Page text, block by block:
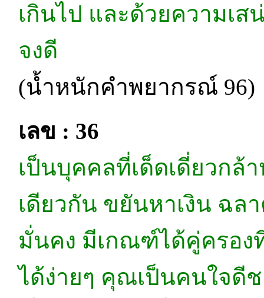
เกินไป และด้วยความเ
จงดี
(น้ำหนักคำพยากรณ์ 96)
เลข : 36
เป็นบุคคลที่เด็ดเดี่ยวก
เดียวกัน ขยันหาเงิน ฉล
มั่นคง มีเกณฑ์ได้คู่ครอง
ได้ง่ายๆ คุณเป็นคนใจดี